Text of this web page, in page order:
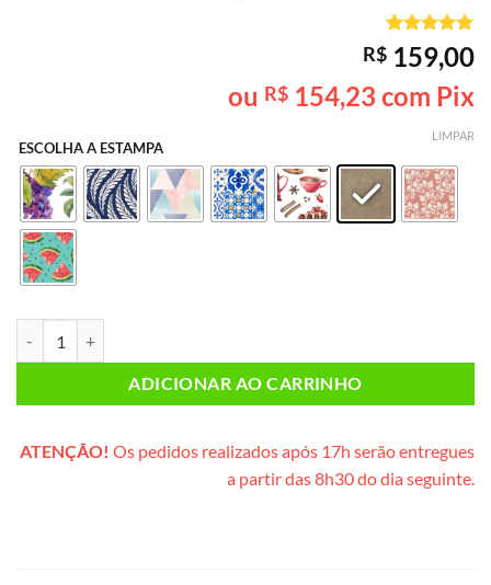
Avaliado
como5de
5, com
baseado em
1
de cliente
R$ 159,00
ou R$ 154,23 com Pix
ESCOLHA A ESTAMPA
LIMPAR
ADICIONAR AO CARRINHO
ATENÇÃO! Os pedidos realizados após 17h serão entregues
a partir das 8h30 do dia seguinte.